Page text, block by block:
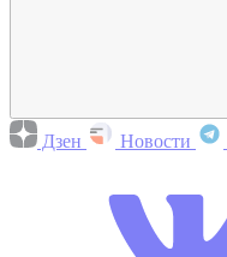
Дзен Новости